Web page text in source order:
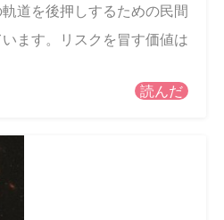
道を後押しするための民間
ます。リスクを冒す価値は
読んだ